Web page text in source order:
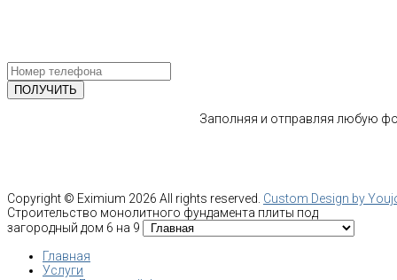
Заполняя и отправляя любую
Copyright © Eximium 2026 All rights reserved. Custom Design by
Строительство монолитного фундамента плиты под
загородный дом 6 на 9
Главная
Услуги